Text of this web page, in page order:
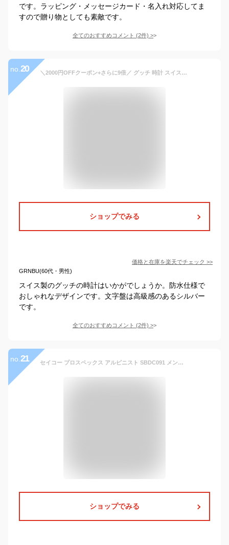
です。ラッピング・メッセージカード・名入れ対応してま
すので贈り物としても素敵です。
全てのおすすめコメント (2件) >
no. 20 ＼2000円OFFクーポン+さらに9倍／ グッチ 時計 スイス製 メンズ 腕時計 YA137102A GUCCI シンク 46mm シルバー ホワイト 高級 ブランド おしゃれ 防水 プレゼント 男性 実用的
ショップでみる
価格と在庫を楽天でチェック >>
GRNBU(60代・男性)
スイス製のグッチの時計はいかがでしょうか。防水仕様で
おしゃれなデザインです。文字盤は高級感のあるシルバー
です。
全てのおすすめコメント (2件) >
no. 21 セイコー プロスペックス アルピニスト SBDC091 メンズ 腕時計 メカニカル 自動巻き 革ベルト【コアショップ専売】
ショップでみる